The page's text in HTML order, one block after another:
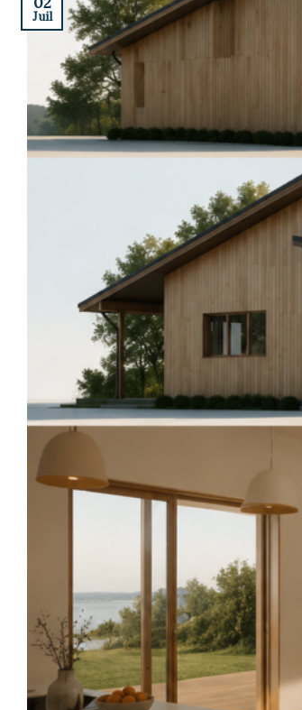
Juil